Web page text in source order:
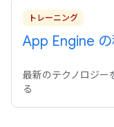
トレーニング
App Engine
最新のテクノロジー
る